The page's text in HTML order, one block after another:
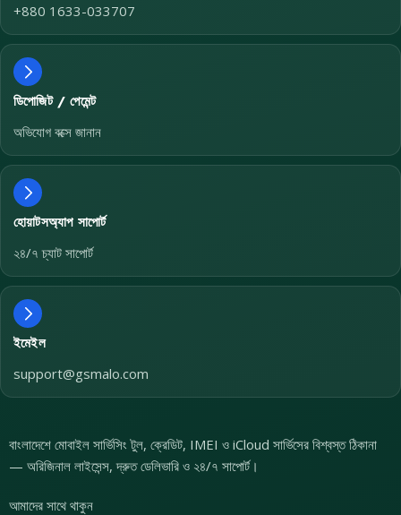
+880 1633-033707
ডিপোজিট / পেমেন্ট
অভিযোগ বক্সে জানান
হোয়াটসঅ্যাপ সাপোর্ট
২৪/৭ চ্যাট সাপোর্ট
ইমেইল
support@gsmalo.com
বাংলাদেশে মোবাইল সার্ভিসিং টুল, ক্রেডিট, IMEI ও iCloud সার্ভিসের বিশ্বস্ত ঠিকানা
— অরিজিনাল লাইসেন্স, দ্রুত ডেলিভারি ও ২৪/৭ সাপোর্ট।
আমাদের সাথে থাকুন